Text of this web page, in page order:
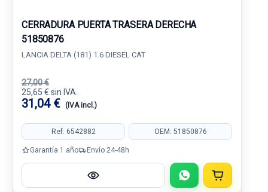
CERRADURA PUERTA TRASERA DERECHA
51850876
LANCIA DELTA (181) 1.6 DIESEL CAT
27,00 €
25,65 € sin IVA.
31,04 € (IVA incl.)
Ref: 6542882 OEM: 51850876
Garantía 1 año Envío 24-48h